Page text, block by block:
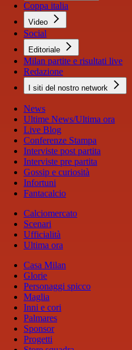
Coppa italia
Video
Social
Editoriale
Milan partite e risultati live
Redazione
I siti del nostro network
News
Ultime News/Ultima ora
Live Blog
Conferenze Stampa
Interviste post partita
Interviste pre partita
Gossip e curiosità
Infortuni
Fantacalcio
Calciomercato
Scenari
Ufficialità
Ultima ora
Casa Milan
Glorie
Personaggi spicco
Maglia
Inni e cori
Palmares
Sponsor
Progetti